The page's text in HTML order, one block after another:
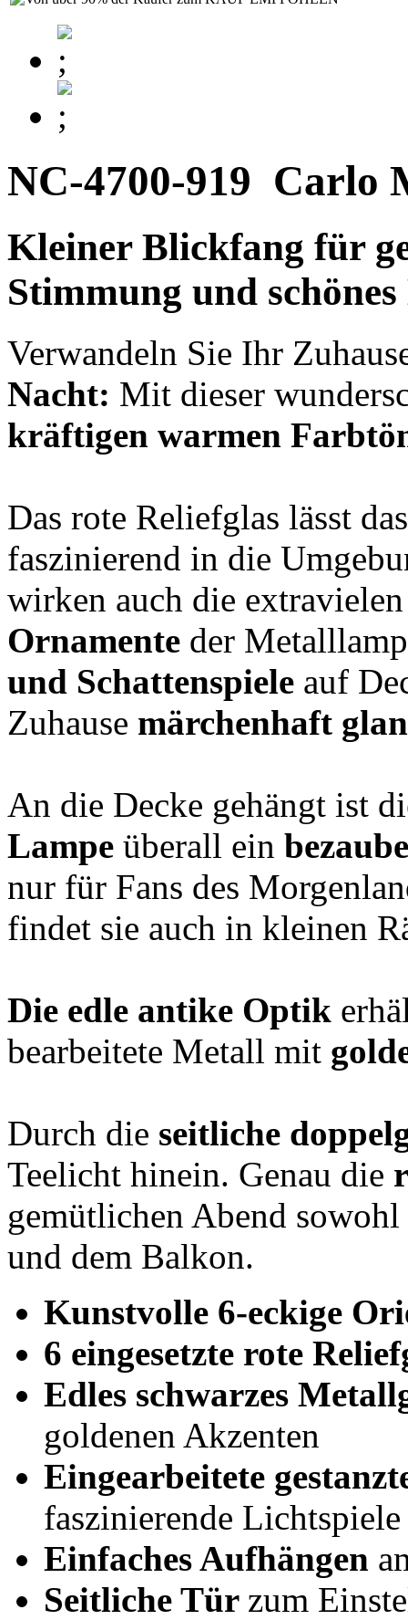
NC-4700-919 Carlo
Kleiner Blickfang für
Stimmung und
Verwandeln Sie Ihr
Nacht: Mit dieser
kräftigen warmen
Das rote Reliefglas lässt
faszinierend in die
wirken auch die
Ornamente der
und Schattenspiele auf
Zuhause märchenhaft
An die Decke gehängt ist
Lampe überall ein
nur für Fans des
findet sie auch in kleinen
Die edle antike Optik
bearbeitete Metall mit
Durch die seitliche
Teelicht hinein. Genau die
gemütlichen Abend sowohl
und dem Balkon.
Kunstvolle 6-eckige
6 eingesetzte rote
Edles schwarzes
goldenen Akzenten
Eingearbeitete
faszinierende Lichtspiele
Einfaches Aufhängen
Seitliche Tür zum